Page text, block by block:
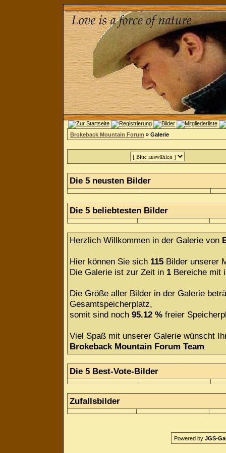
Brokeback Mountain Forum » Galerie
Die 5 neusten Bilder
Die 5 beliebtesten Bilder
Herzlich Willkommen in der Galerie von
Hier können Sie sich 115 Bilder unserer
Die Galerie ist zur Zeit in 1 Bereiche mit
Die Größe aller Bilder in der Galerie
Gesamtspeicherplatz,
somit sind noch 95.12 % freier
Viel Spaß mit unserer Galerie wünscht
Brokeback Mountain Forum Team
Die 5 Best-Vote-Bilder
Zufallsbilder
Powered by JGS-